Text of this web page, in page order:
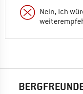
Nein, ich